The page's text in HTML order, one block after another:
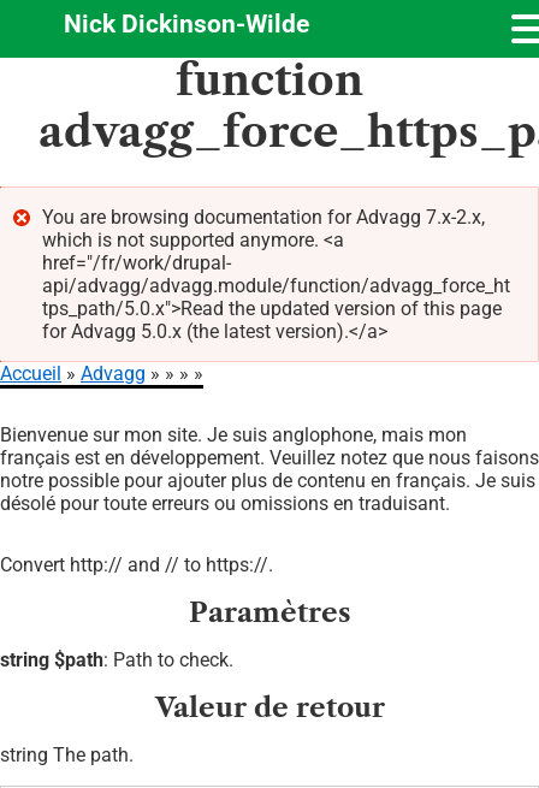
Aller
principal
Nick Dickinson-Wilde
function
Message
d'erreur
You are browsing documentation for Advagg 7.x-2.x,
which is not supported anymore. <a
href="/fr/work/drupal-
api/advagg/advagg.module/function/advagg_force_ht
tps_path/5.0.x">Read the updated version of this page
for Advagg 5.0.x (the latest version).</a>
d'Ariane
Accueil Advagg
Bienvenue sur mon site. Je suis anglophone, mais mon
français est en développement. Veuillez notez que nous faisons
notre possible pour ajouter plus de contenu en français. Je suis
désolé pour toute erreurs ou omissions en traduisant.
Convert http:// and // to https://.
Paramètres
string $path: Path to check.
Valeur de retour
string The path.